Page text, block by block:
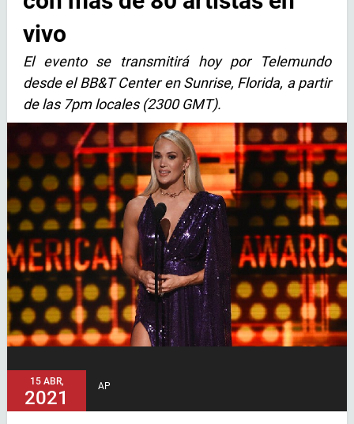
vivo
El evento se transmitirá hoy por Telemundo
desde el BB&T Center en Sunrise, Florida, a partir
de las 7pm locales (2300 GMT).
15 ABR,
2021
AP